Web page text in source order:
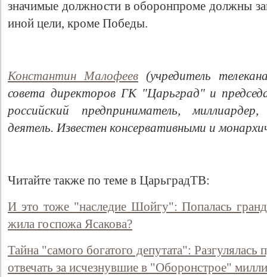
значимые должности в оборонпроме должны
иной цели, кроме Победы.
Константин Малофеев (учредитель
совета директоров ГК "Царьград" и
российский предприниматель,
деятель. Известен консервативными и
Читайте также по теме в ЦарьградТВ:
И это тоже "наследие Шойгу": Попалась
жила госпожа Ясакова?
Тайна "самого богатого депутата":
отвечать за исчезнувшие в "Оборонстрое"